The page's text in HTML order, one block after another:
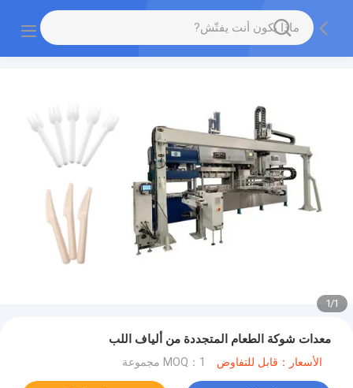
1
/
1
معدات شوكة الطعام المتجددة من ألياف اللب
الأسعار：قابل للتفاوض MOQ：1 مجموعة